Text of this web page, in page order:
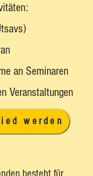
an Seminaren
Veranstaltungen
werden